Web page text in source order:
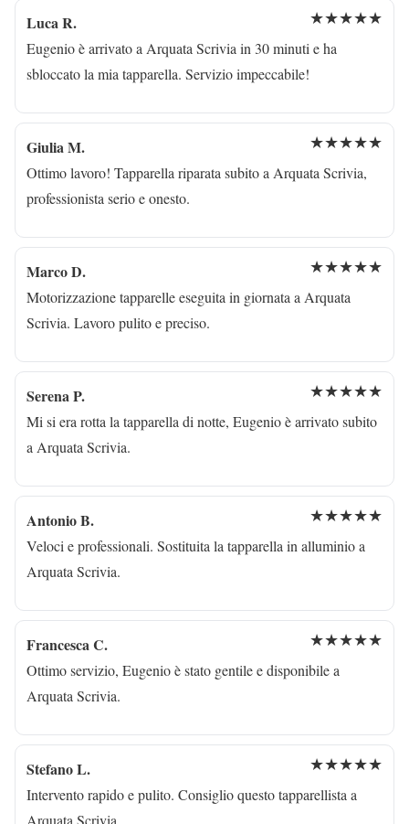
Luca R. ★★★★★
Eugenio è arrivato a Arquata Scrivia in 30 minuti e ha
sbloccato la mia tapparella. Servizio impeccabile!
Giulia M. ★★★★★
Ottimo lavoro! Tapparella riparata subito a Arquata Scrivia,
professionista serio e onesto.
Marco D. ★★★★★
Motorizzazione tapparelle eseguita in giornata a Arquata
Scrivia. Lavoro pulito e preciso.
Serena P. ★★★★★
Mi si era rotta la tapparella di notte, Eugenio è arrivato subito
a Arquata Scrivia.
Antonio B. ★★★★★
Veloci e professionali. Sostituita la tapparella in alluminio a
Arquata Scrivia.
Francesca C. ★★★★★
Ottimo servizio, Eugenio è stato gentile e disponibile a
Arquata Scrivia.
Stefano L. ★★★★★
Intervento rapido e pulito. Consiglio questo tapparellista a
Arquata Scrivia.